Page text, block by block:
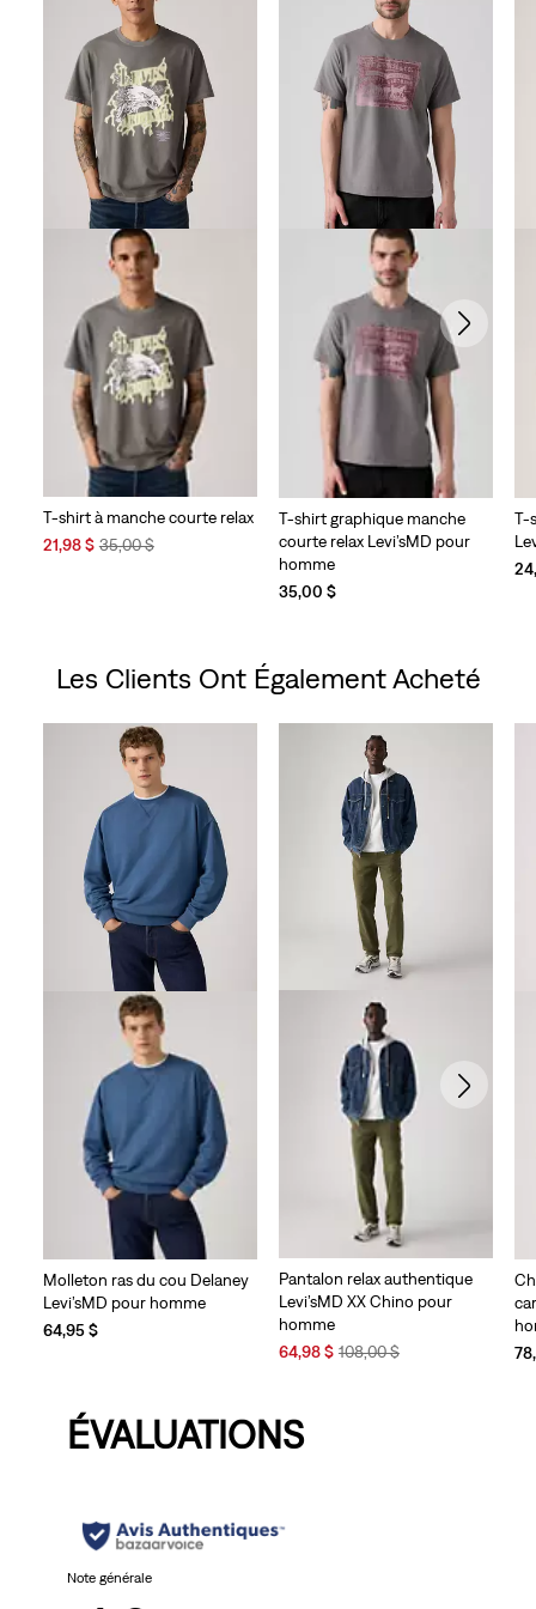
évaluations
T-shirt à manche courte relax
Sale
21,98 $Original
35,00 $
T-shirt graphique manche
courte relax Levi’sMD pour
homme
35,00 $
T-
Les Clients Ont Également Acheté
Molleton ras du cou Delaney
Levi’sMD pour homme
64,95 $
Pantalon relax authentique
Levi’sMD XX Chino pour
homme
Sale
64,98 $ Original
108,00 $
ÉVALUATIONS
Note générale